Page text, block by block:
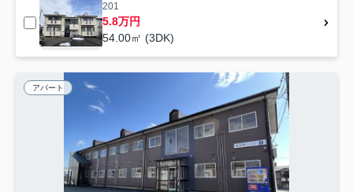
201
5.8万円
54.00㎡ (3DK)
アパート